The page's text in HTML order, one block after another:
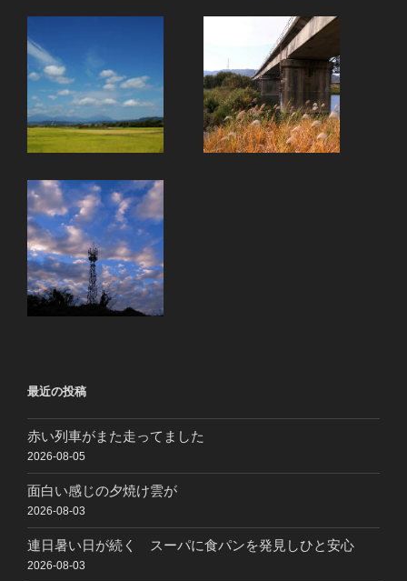
最近の投稿
赤い列車がまた走ってました
2026-08-05
面白い感じの夕焼け雲が
2026-08-03
連日暑い日が続く スーパに食パンを発見しひと安心
2026-08-03